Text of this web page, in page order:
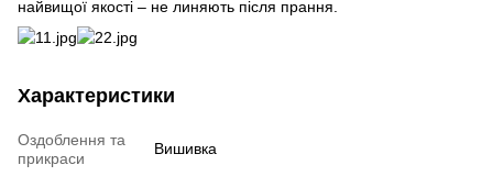
найвищої якості – не линяють після прання.
Характеристики
Оздоблення та
прикраси
Вишивка